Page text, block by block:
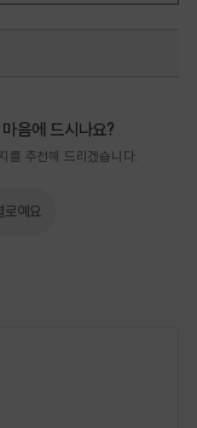
음에 드시나요?
를 추천해 드리겠습니다.
로예요